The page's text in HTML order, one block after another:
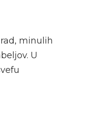
minulih
U